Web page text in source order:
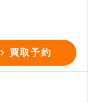
買取予約